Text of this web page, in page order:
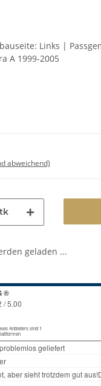
Links |
A 1999-2005
abweichend)
geladen ...